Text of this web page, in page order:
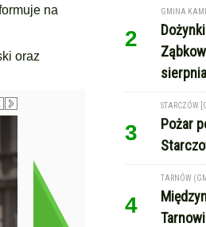
na
oraz
2
GMINA
sierpnia
3
STARCZÓW
Pożar
4
TARNÓW